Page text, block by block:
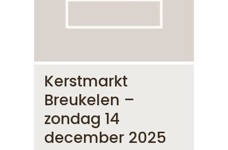
Kerstmarkt
Breukelen –
zondag 14
december 2025